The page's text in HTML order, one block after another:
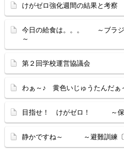
けがゼロ強化週間の結果と考察
今日の給食は。。。 ～ブラジ
～
第２回学校運営協議会
わぁ～♪ 黄色いじゅうたんだぁ
目指せ！ けがゼロ！ ～保健
静かですね～ ～避難訓練〔